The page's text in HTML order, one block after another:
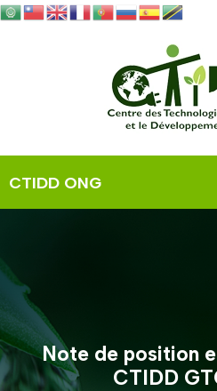
Note de position
CTIDD